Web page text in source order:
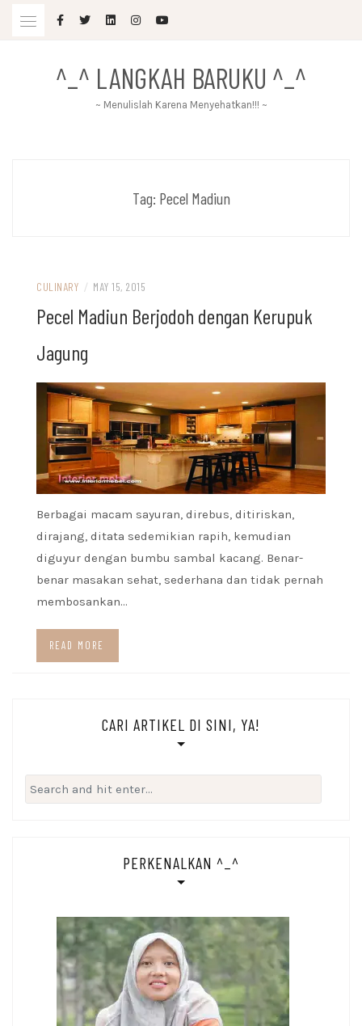
^_^ LANGKAH BARUKU ^_^
~ Menulislah Karena Menyehatkan!!! ~
Tag: Pecel Madiun
CULINARY / MAY 15, 2015
Pecel Madiun Berjodoh dengan Kerupuk
Jagung
Berbagai macam sayuran, direbus, ditiriskan,
dirajang, ditata sedemikian rapih, kemudian
diguyur dengan bumbu sambal kacang. Benar-
benar masakan sehat, sederhana dan tidak pernah
membosankan…
READ MORE
CARI ARTIKEL DI SINI, YA!
Search
for:
PERKENALKAN ^_^